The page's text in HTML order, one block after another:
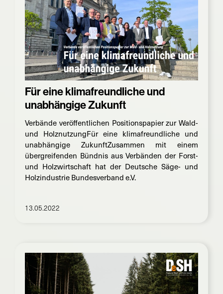
Für eine klimafreundliche und
unabhängige Zukunft
Verbände veröffentlichen Positionspapier zur Wald-
und HolznutzungFür eine klimafreundliche und
unabhängige ZukunftZusammen mit einem
übergreifenden Bündnis aus Verbänden der Forst-
und Holzwirtschaft hat der Deutsche Säge- und
Holzindustrie Bundesverband e.V.
13.05.2022